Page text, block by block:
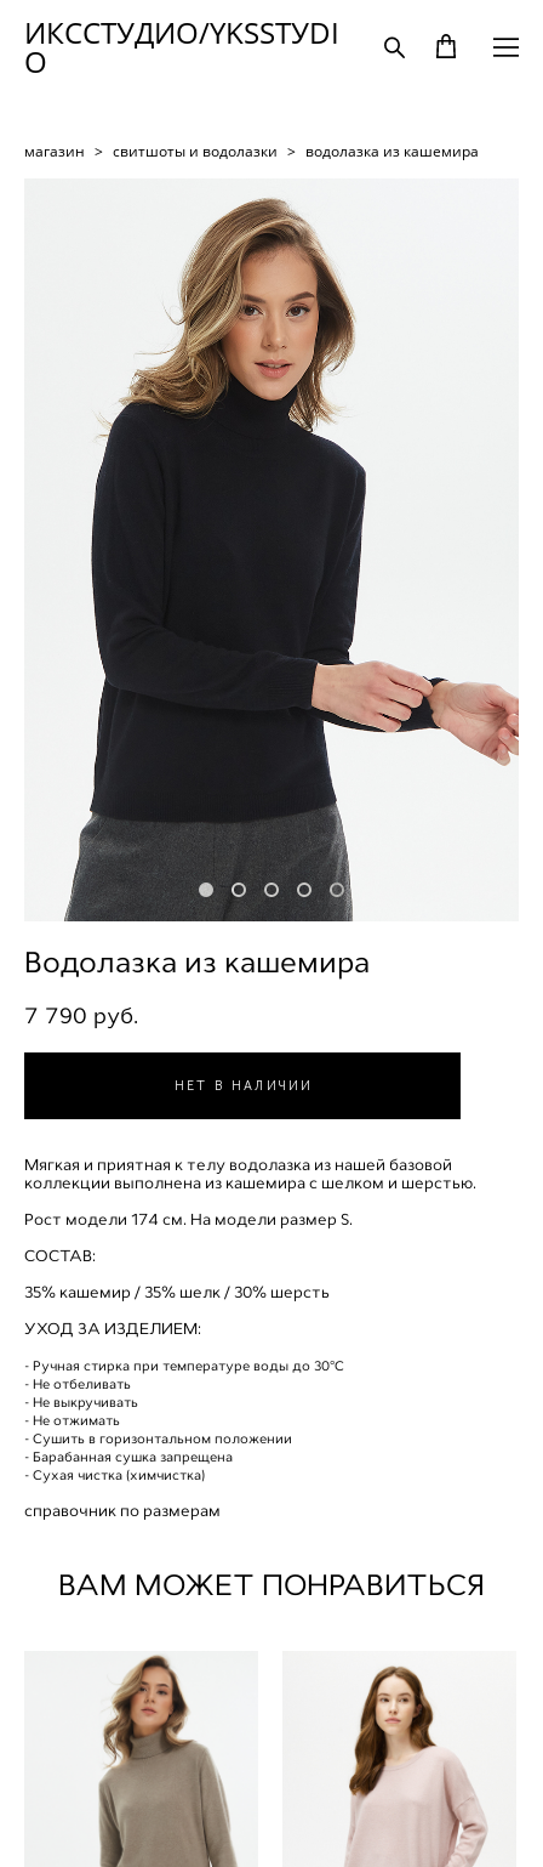
ИКССТУДИО/YKSSTУDI
O
магазин > свитшоты и водолазки > водолазка из кашемира
Водолазка из кашемира
7 790 pуб.
НЕТ В НАЛИЧИИ
Мягкая и приятная к телу водолазка из нашей базовой
коллекции выполнена из кашемира с шелком и шерстью.
Рост модели 174 см. На модели размер S.
СОСТАВ:
35% кашемир / 35% шелк / 30% шерсть
УХОД ЗА ИЗДЕЛИЕМ:
- Ручная стирка при температуре воды до 30°C
- Не отбеливать
- Не выкручивать
- Не отжимать
- Сушить в горизонтальном положении
- Барабанная сушка запрещена
- Сухая чистка (химчистка)
справочник по размерам
ВАМ МОЖЕТ ПОНРАВИТЬСЯ